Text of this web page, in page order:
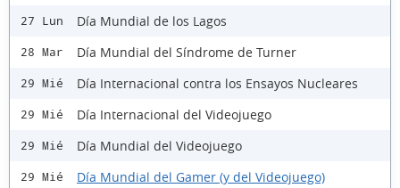
27 Lun Día Mundial de los Lagos
28 Mar Día Mundial del Síndrome de Turner
29 Mié Día Internacional contra los Ensayos Nucleares
29 Mié Día Internacional del Videojuego
29 Mié Día Mundial del Videojuego
29 Mié Día Mundial del Gamer (y del Videojuego)